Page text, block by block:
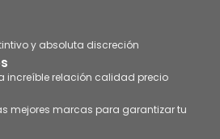
y absoluta discreción
increíble relación calidad precio
mejores marcas para garantizar tu